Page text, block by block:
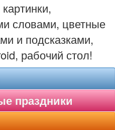
словами, цветные
и подсказками,
рабочий стол!
праздники